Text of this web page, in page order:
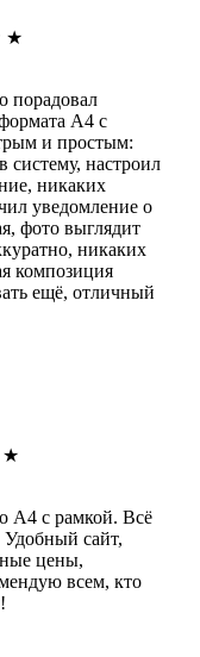
★
порадовал
А4 с
и простым:
систему, настроил
никаких
уведомление о
фото выглядит
никаких
композиция
ещё, отличный
★
А4 с рамкой. Всё
Удобный сайт,
цены,
всем, кто